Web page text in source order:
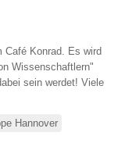
Café Konrad. Es wird
Wissenschaftlern"
sein werdet! Viele
Hannover